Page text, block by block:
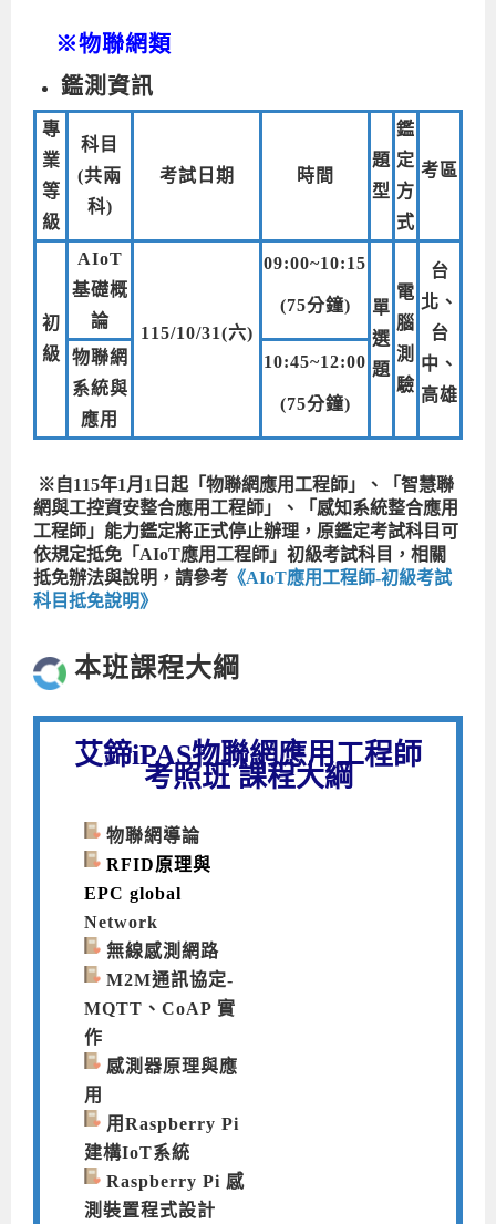
APCS寒暑假程式檢定班
Java 物件導向程式
物聯網Web整合應用實作班
AI智能醫療電子產品開發人才就業班
物聯網韌體工程師人才養成班
物聯網平台開發人才養成班(政府+企業雙重補助)
物聯網平台開發人才養成班
iPAS巨量資料分析師考照班
※物聯網類
鑑測資訊
專
業
等
級
科目
(共兩
科)
考試日期 時間
題
型
鑑
定
方
式
考區
初
級
AIoT
基礎概
論
115/10/31(六)
09:00~10:15
(75分鐘)
單
選
題
電
腦
測
驗
台
北、
台
中、
高雄
物聯網
系統與
應用
10:45~12:00
(75分鐘)
※自115年1月1日起「物聯網應用工程師」、「智慧聯
網與工控資安整合應用工程師」、「感知系統整合應用
工程師」能力鑑定將正式停止辦理，原鑑定考試科目可
依規定抵免「AIoT應用工程師」初級考試科目，相關
抵免辦法與說明，請參考 《AIoT應用工程師-初級考試
科目抵免說明》
本班課程大綱
艾鍗iPAS物聯網應用工程師
考照班 課程大綱
物聯網導論
RFID原理與
EPC global
Network
無線感測網路
M2M通訊協定-
MQTT、CoAP 實
作
感測器原理與應
用
用Raspberry Pi
建構IoT系統
Raspberry Pi 感
測裝置程式設計